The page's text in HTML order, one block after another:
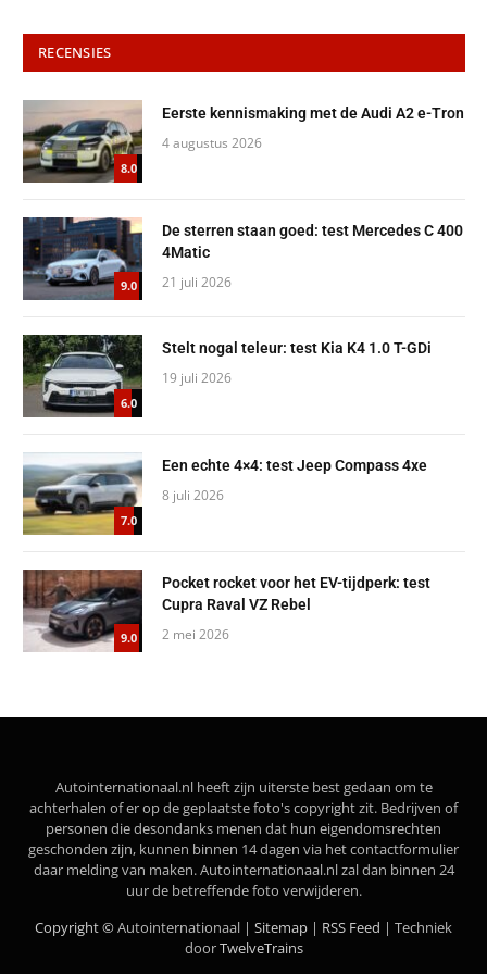
RECENSIES
8.0
Eerste kennismaking met de Audi A2 e-Tron
4 augustus 2026
9.0
De sterren staan goed: test Mercedes C 400
4Matic
21 juli 2026
6.0
Stelt nogal teleur: test Kia K4 1.0 T-GDi
19 juli 2026
7.0
Een echte 4×4: test Jeep Compass 4xe
8 juli 2026
9.0
Pocket rocket voor het EV-tijdperk: test
Cupra Raval VZ Rebel
2 mei 2026
Autointernationaal.nl heeft zijn uiterste best gedaan om te
achterhalen of er op de geplaatste foto's copyright zit. Bedrijven of
personen die desondanks menen dat hun eigendomsrechten
geschonden zijn, kunnen binnen 14 dagen via het contactformulier
daar melding van maken. Autointernationaal.nl zal dan binnen 24
uur de betreffende foto verwijderen.
Copyright ©Autointernationaal | Sitemap | RSS Feed | Techniek
doorTwelveTrains